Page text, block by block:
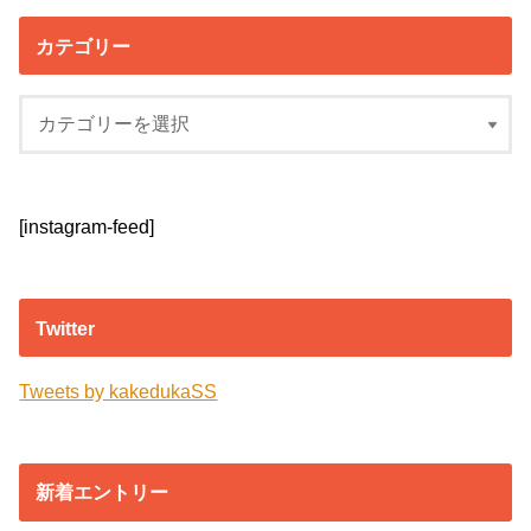
カテゴリー
[instagram-feed]
Twitter
Tweets by kakedukaSS
新着エントリー